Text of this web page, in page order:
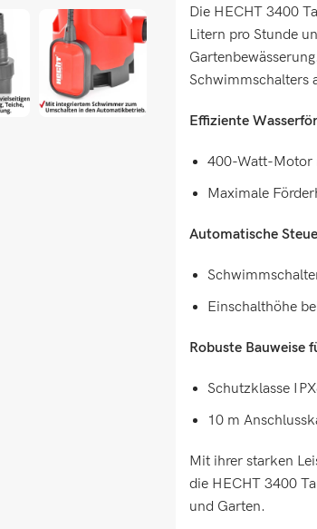
Die HECHT 3400
Litern pro Stunde
Schwimmschalters
Effiziente
400-Watt-Motor
Maximale
Automatische
Einschalthöhe
Robuste Bauweise
Schutzklasse
10 m
Mit ihrer starken
die HECHT 3400
und Garten.